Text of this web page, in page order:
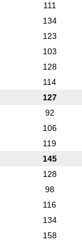
111
134
123
103
128
114
127
92
106
119
145
128
98
116
134
158